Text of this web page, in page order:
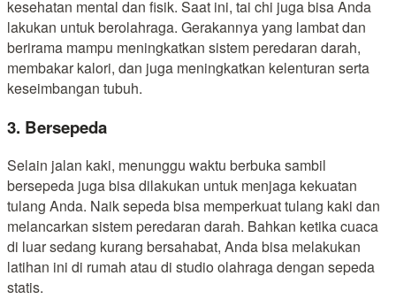
kesehatan mental dan fisik. Saat ini, tai chi juga bisa Anda
lakukan untuk berolahraga. Gerakannya yang lambat dan
berirama mampu meningkatkan sistem peredaran darah,
membakar kalori, dan juga meningkatkan kelenturan serta
keseimbangan tubuh.
3. Bersepeda
Selain jalan kaki, menunggu waktu berbuka sambil
bersepeda juga bisa dilakukan untuk menjaga kekuatan
tulang Anda. Naik sepeda bisa memperkuat tulang kaki dan
melancarkan sistem peredaran darah. Bahkan ketika cuaca
di luar sedang kurang bersahabat, Anda bisa melakukan
latihan ini di rumah atau di studio olahraga dengan sepeda
statis.